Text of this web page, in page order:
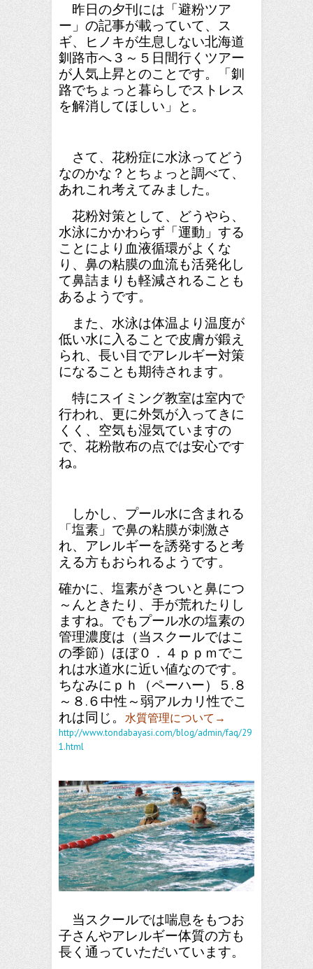
昨日の夕刊には「避粉ツア
ー」の記事が載っていて、ス
ギ、ヒノキが生息しない北海道
釧路市へ３～５日間行くツアー
が人気上昇とのことです。「釧
路でちょっと暮らしでストレス
を解消してほしい」と。
さて、花粉症に水泳ってどう
なのかな？とちょっと調べて、
あれこれ考えてみました。
花粉対策として、どうやら、
水泳にかかわらず「運動」する
ことにより血液循環がよくな
り、鼻の粘膜の血流も活発化し
て鼻詰まりも軽減されることも
あるようです。
また、水泳は体温より温度が
低い水に入ることで皮膚が鍛え
られ、長い目でアレルギー対策
になることも期待されます。
特にスイミング教室は室内で
行われ、更に外気が入ってきに
くく、空気も湿気ていますの
で、花粉散布の点では安心です
ね。
しかし、プール水に含まれる
「塩素」で鼻の粘膜が刺激さ
れ、アレルギーを誘発すると考
える方もおられるようです。
確かに、塩素がきついと鼻につ
～んときたり、手が荒れたりし
ますね。でもプール水の塩素の
管理濃度は（当スクールではこ
の季節）ほぼ０．４ｐｐｍでこ
れは水道水に近い値なのです。
ちなみにｐｈ（ペーハー）
５.８
～８.６中性～弱アルカリ性でこ
れは同じ。 水質管理について→
http://www.tondabayasi.com/blog/admin/faq/29
1.html
当スクールでは喘息をもつお
子さんやアレルギー体質の方も
長く通っていただいています。